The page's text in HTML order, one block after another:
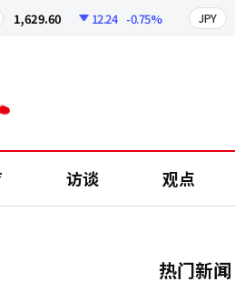
1,629.60 12.24 -0.75% JPY
访谈 观点
热门新闻